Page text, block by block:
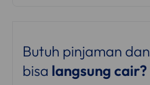
Butuh pinjaman
bisa langsung cair?